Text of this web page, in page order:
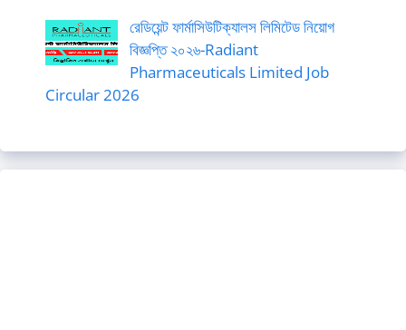
রেডিয়েন্ট ফার্মাসিউটিক্যালস লিমিটেড নিয়োগ
বিজ্ঞপ্তি ২০২৬-Radiant
Pharmaceuticals Limited Job
Circular 2026